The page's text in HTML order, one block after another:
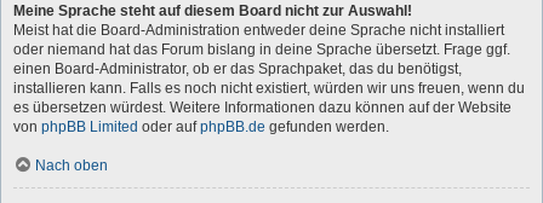
Meine Sprache steht auf diesem Board nicht zur Auswahl!
Meist hat die Board-Administration entweder deine Sprache nicht installiert
oder niemand hat das Forum bislang in deine Sprache übersetzt. Frage ggf.
einen Board-Administrator, ob er das Sprachpaket, das du benötigst,
installieren kann. Falls es noch nicht existiert, würden wir uns freuen, wenn du
es übersetzen würdest. Weitere Informationen dazu können auf der Website
von phpBB Limited oder aufphpBB.de gefunden werden.
Nach oben